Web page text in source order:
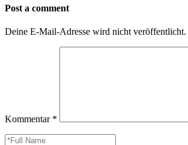
Post a comment
Deine E-Mail-Adresse wird nicht veröffentlicht.
Kommentar *